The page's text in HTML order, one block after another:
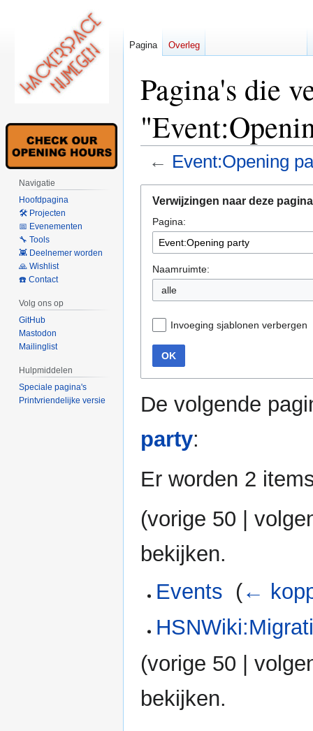
Pagina's die
← Event:Opening
navigatie
springen
zoeken
springen
Verwijzingen naar deze pagina
Pagina:
Naamruimte:
alle
Invoeging sjablonen verbergen
OK
De volgende
party:
Er worden 2
(vorige 50 |
bekijken.
Events (←
(vorige 50 |
bekijken.
Pagina Overleg
Navigatie
Hoofdpagina
🛠 Projecten
📅 Evenementen
🔧 Tools
👾 Deelnemer worden
🙏 Wishlist
☎️ Contact
Volg ons op
GitHub
Mastodon
Mailinglist
Hulpmiddelen
Speciale pagina's
Printvriendelijke versie